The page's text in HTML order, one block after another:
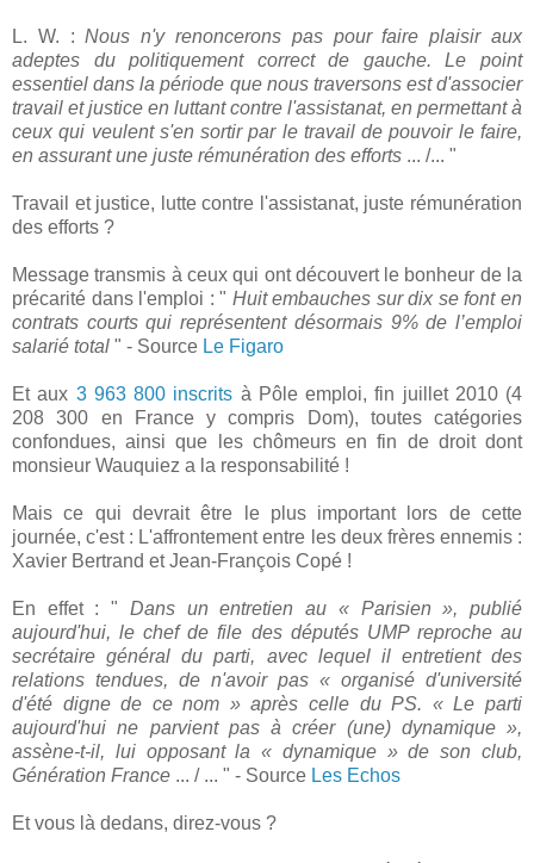
L. W. :Nous n'y renoncerons pas pour faire plaisir aux
adeptes du politiquement correct de gauche. Le point
essentiel dans la période que nous traversons est d'associer
travail et justice en luttant contre l'assistanat, en permettant à
ceux qui veulent s'en sortir par le travail de pouvoir le faire,
en assurant une juste rémunération des efforts ... /... "
Travail et justice, lutte contre l'assistanat, juste rémunération
des efforts ?
Message transmis à ceux qui ont découvert le bonheur de la
précarité dans l'emploi : " Huit embauches sur dix se font en
contrats courts qui représentent désormais 9% de l’emploi
salarié total " - Source Le Figaro
Et aux 3 963 800 inscrits à Pôle emploi, fin juillet 2010 (4
208 300 en France y compris Dom), toutes catégories
confondues, ainsi que les chômeurs en fin de droit dont
monsieur Wauquiez a la responsabilité !
Mais ce qui devrait être le plus important lors de cette
journée, c'est : L'affrontement entre les deux frères ennemis :
Xavier Bertrand et Jean-François Copé !
En effet : " Dans un entretien au « Parisien », publié
aujourd'hui, le chef de file des députés UMP reproche au
secrétaire général du parti, avec lequel il entretient des
relations tendues, de n'avoir pas « organisé d'université
d'été digne de ce nom » après celle du PS. « Le parti
aujourd'hui ne parvient pas à créer (une) dynamique »,
assène-t-il, lui opposant la « dynamique » de son club,
Génération France ... / ... " - Source Les Echos
Et vous là dedans, direz-vous ?